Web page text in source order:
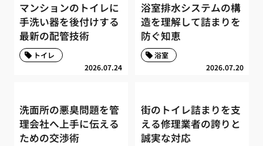
マンションのトイレに
手洗い器を後付けする
最新の配管技術
2026.07.24
トイレ
浴室排水システムの構
造を理解して詰まりを
防ぐ知恵
2026.07.20
浴室
洗面所の悪臭問題を管
理会社へ上手に伝える
ための交渉術
街のトイレ詰まりを支
える修理業者の誇りと
誠実な対応